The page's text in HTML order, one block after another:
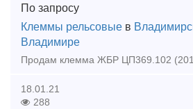
По запросу
Клеммы рельсовые в
Владимире
18.01.21
288